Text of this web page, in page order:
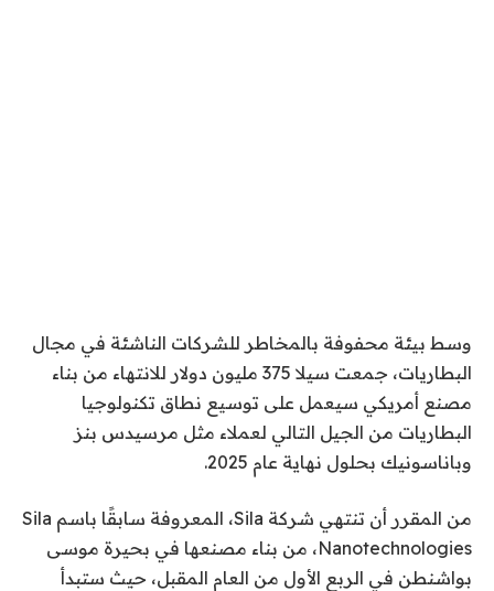
وسط بيئة محفوفة بالمخاطر للشركات الناشئة في مجال
البطاريات، جمعت سيلا 375 مليون دولار للانتهاء من بناء
مصنع أمريكي سيعمل على توسيع نطاق تكنولوجيا
البطاريات من الجيل التالي لعملاء مثل مرسيدس بنز
وباناسونيك بحلول نهاية عام 2025.
من المقرر أن تنتهي شركة Sila، المعروفة سابقًا باسم Sila
Nanotechnologies، من بناء مصنعها في بحيرة موسى
بواشنطن في الربع الأول من العام المقبل، حيث ستبدأ